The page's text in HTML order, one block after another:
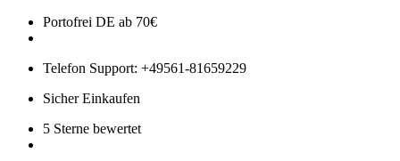
Portofrei DE ab 70€
Telefon Support: +49561-81659229
Sicher Einkaufen
5 Sterne bewertet